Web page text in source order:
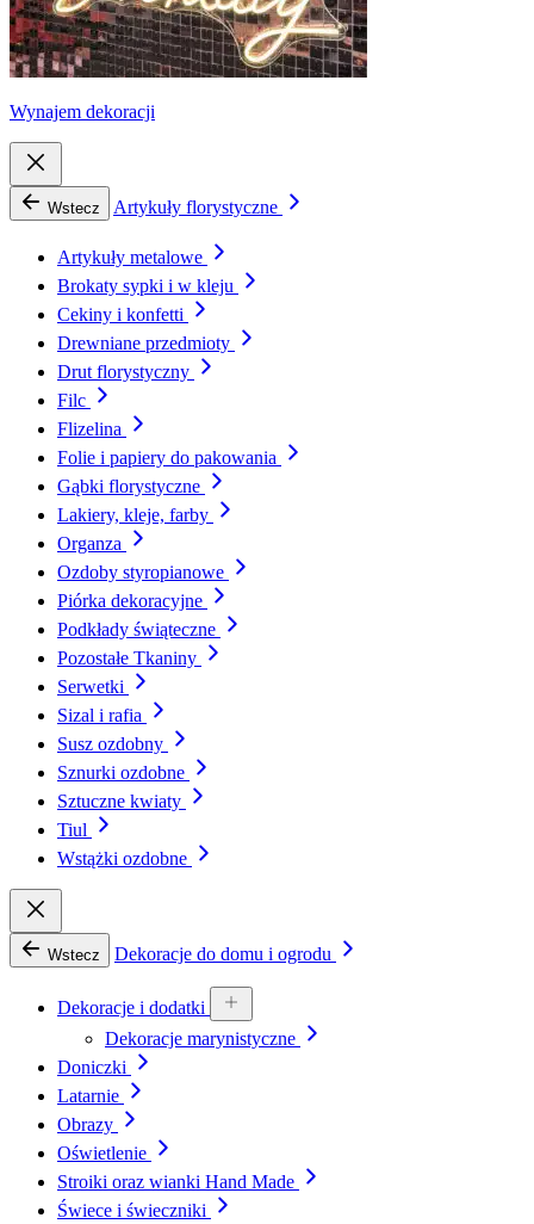
Wynajem dekoracji
Wstecz Artykuły florystyczne
Artykuły metalowe
Brokaty sypki i w kleju
Cekiny i konfetti
Drewniane przedmioty
Drut florystyczny
Filc
Flizelina
Folie i papiery do pakowania
Gąbki florystyczne
Lakiery, kleje, farby
Organza
Ozdoby styropianowe
Piórka dekoracyjne
Podkłady świąteczne
Pozostałe Tkaniny
Serwetki
Sizal i rafia
Susz ozdobny
Sznurki ozdobne
Sztuczne kwiaty
Tiul
Wstążki ozdobne
Wstecz Dekoracje do domu i ogrodu
Dekoracje i dodatki
Dekoracje marynistyczne
Doniczki
Latarnie
Obrazy
Oświetlenie
Stroiki oraz wianki Hand Made
Świece i świeczniki